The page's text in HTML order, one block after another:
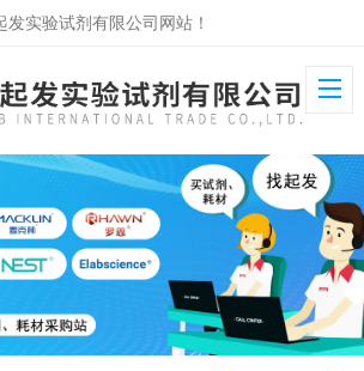
实验试剂有限公司网站！